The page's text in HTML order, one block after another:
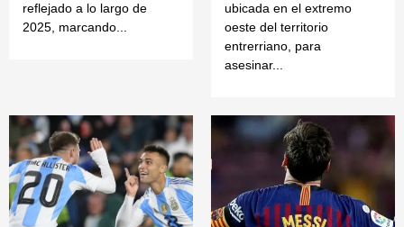
reflejado a lo largo de
2025, marcando...
ubicada en el extremo
oeste del territorio
entrerriano, para
asesinar...